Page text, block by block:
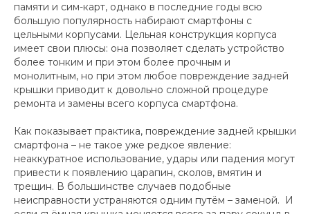
памяти и сим-карт, однако в последние годы всю
большую популярность набирают смартфоны с
цельными корпусами. Цельная конструкция корпуса
имеет свои плюсы: она позволяет сделать устройство
более тонким и при этом более прочным и
монолитным, но при этом любое повреждение задней
крышки приводит к довольно сложной процедуре
ремонта и замены всего корпуса смартфона.
Как показывает практика, повреждение задней крышки
смартфона – не такое уже редкое явление:
неаккуратное использование, удары или падения могут
привести к появлению царапин, сколов, вмятин и
трещин. В большинстве случаев подобные
неисправности устраняются одним путём – заменой. И